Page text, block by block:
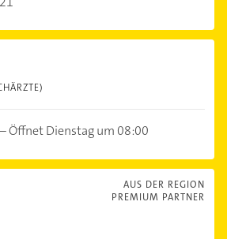
–Öffnet Dienstag um 08:00
AUS DER REGION
PREMIUM PARTNER